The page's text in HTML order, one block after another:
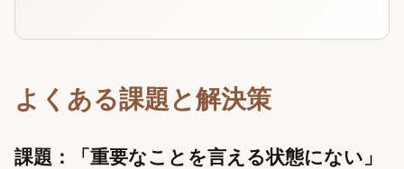
よくある課題と解決策
課題：「重要なことを言える状態にない」